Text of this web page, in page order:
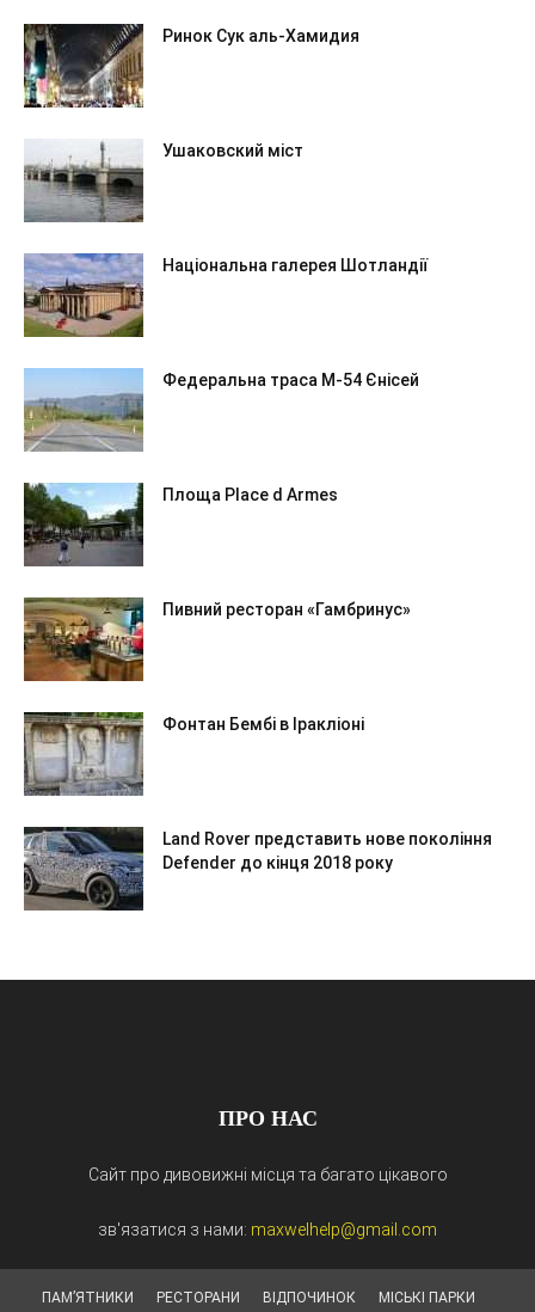
Ринок Сук аль-Хамидия
Ушаковский міст
Національна галерея Шотландії
Федеральна траса М-54 Єнісей
Площа Place d Armes
Пивний ресторан «Гамбринус»
Фонтан Бембі в Іракліоні
Land Rover представить нове покоління
Defender до кінця 2018 року
ПРО НАС
Сайт про дивовижні місця та багато цікавого
зв'язатися з нами: maxwelhelp@gmail.com
ПАМ’ЯТНИКИ РЕСТОРАНИ ВІДПОЧИНОК МІСЬКІ ПАРКИ